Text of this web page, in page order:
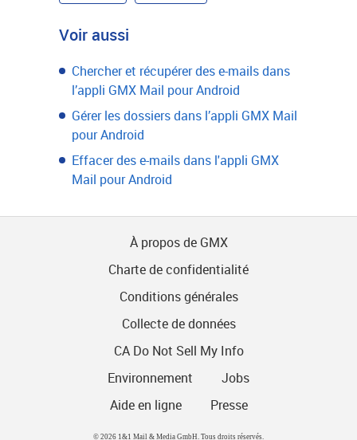
Voir aussi
Chercher et récupérer des e-mails dans
l’appli GMX Mail pour Android
Gérer les dossiers dans l’appli GMX Mail
pour Android
Effacer des e-mails dans l'appli GMX
Mail pour Android
À propos de GMX
Charte de confidentialité
Conditions générales
Collecte de données
CA Do Not Sell My Info
Environnement
Jobs
Aide en ligne
Presse
© 2026 1&1 Mail & Media GmbH. Tous droits réservés.